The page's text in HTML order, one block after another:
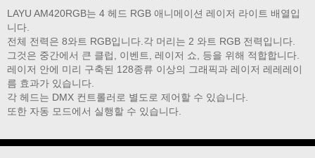
LAYU AM420RGB는 4 헤드 RGB 애니메이션 레이저 라이트 배열입
니다.
전체 전력은 8와트 RGB입니다.각 머리는 2 와트 RGB 전력입니다.
그것은 중간에서 큰 클럽, 이벤트, 레이저 쇼, 등을 위해 적합합니다.
레이저 안에 미리 구축된 128종류 이상의 그래픽과 레이저 레레레이
름 효과가 있습니다.
각 헤드는 DMX 컨트롤러로 별도로 제어할 수 있습니다.
또한 자동 모드에서 실행할 수 있습니다.